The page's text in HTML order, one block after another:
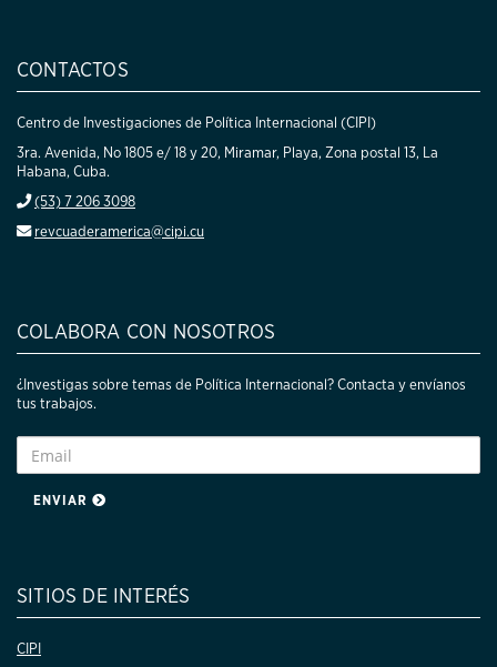
CONTACTOS
Centro de Investigaciones de Política Internacional (CIPI)
3ra. Avenida, No 1805 e/ 18 y 20, Miramar, Playa, Zona postal 13, La
Habana, Cuba.
(53) 7 206 3098
revcuaderamerica@cipi.cu
COLABORA CON NOSOTROS
¿Investigas sobre temas de Política Internacional? Contacta y envíanos
tus trabajos.
ENVIAR
SITIOS DE INTERÉS
CIPI